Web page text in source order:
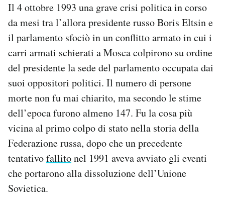
AREA PERSONALE
Area Personale
Regala il Post
Hai bisogno di aiuto?
Esci
Il 4 ottobre 1993 una grave crisi politica in corso
da mesi tra l’allora presidente russo Boris Eltsin e
il parlamento sfociò in un conflitto armato in cui i
carri armati schierati a Mosca colpirono su ordine
del presidente la sede del parlamento occupata dai
suoi oppositori politici. Il numero di persone
morte non fu mai chiarito, ma secondo le stime
dell’epoca furono almeno 147. Fu la cosa più
vicina al primo colpo di stato nella storia della
Federazione russa, dopo che un precedente
tentativofallitonel 1991 aveva avviato gli eventi
che portarono alla dissoluzione dell’Unione
Sovietica.